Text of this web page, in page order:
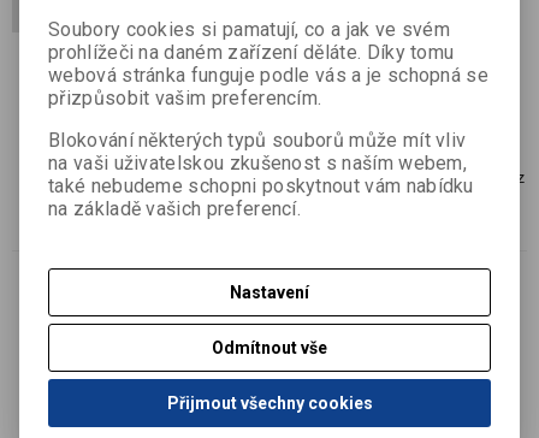
Výrobce:Baier & Schneider GmbH & Co.
KG
Termín dodání (dny):
EAN:4003273686083
2 kroužkové desky plastové, šířka 16 mm, z
kolekce Lebka
Psací set Boss 2 tužky, guma,
pravítko
Katalogové číslo:B29105652
Výrobce:Baier & Schneider GmbH & Co.
Soubory cookies si pamatují, co a jak ve svém
prohlížeči na daném zařízení děláte. Díky tomu
webová stránka funguje podle vás a je schopná se
přizpůsobit vašim preferencím.
Blokování některých typů souborů může mít vliv
na vaši uživatelskou zkušenost s naším webem,
také nebudeme schopni poskytnout vám nabídku
na základě vašich preferencí.
Nastavení
Odmítnout vše
Přijmout všechny cookies